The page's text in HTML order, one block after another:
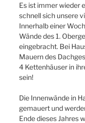
Es ist immer wieder
schnell sich unsere
Innerhalb einer
Wände des 1.
eingebracht. Bei
Mauern des
4 Kettenhäuser in
sein!
Die Innenwände in
gemauert und
Ende dieses Jahres